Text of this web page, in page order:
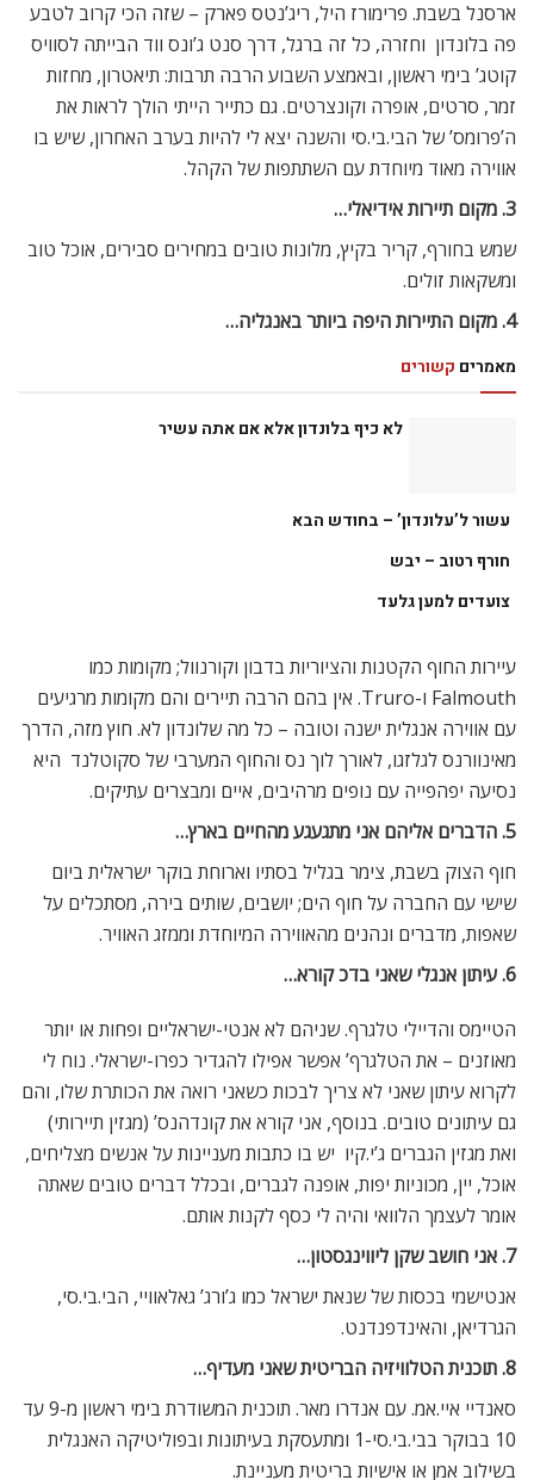
ארסנל בשבת. פרימורז היל, ריג’נטס פארק – שזה הכי קרוב לטבע
פה בלונדון  וחזרה, כל זה ברגל, דרך סנט ג’ונס ווד הבייתה לסוויס
קוטג’ בימי ראשון, ובאמצע השבוע הרבה תרבות: תיאטרון, מחזות
זמר, סרטים, אופרה וקונצרטים. גם כתייר הייתי הולך לראות את
ה’פרומס’ של הבי.בי.סי והשנה יצא לי להיות בערב האחרון, שיש בו
אווירה מאוד מיוחדת עם השתתפות של הקהל.
3. מקום תיירות אידיאלי…
שמש בחורף, קריר בקיץ, מלונות טובים במחירים סבירים, אוכל טוב
ומשקאות זולים.
4. מקום התיירות היפה ביותר באנגליה…
מאמרים קשורים
לא כיף בלונדון אלא אם אתה עשיר
עשור ל’עלונדון’ – בחודש הבא
חורף רטוב – יבש
צועדים למען גלעד
עיירות החוף הקטנות והציוריות בדבון וקורנוול; מקומות כמו
Falmouth ו-Truro. אין בהם הרבה תיירים והם מקומות מרגיעים
עם אווירה אנגלית ישנה וטובה – כל מה שלונדון לא. חוץ מזה, הדרך
מאינוורנס לגלזגו, לאורך לוך נס והחוף המערבי של סקוטלנד  היא
נסיעה יפהפייה עם נופים מרהיבים, איים ומבצרים עתיקים.
5. הדברים אליהם אני מתגעגע מהחיים בארץ…
חוף הצוק בשבת, צימר בגליל בסתיו וארוחת בוקר ישראלית ביום
שישי עם החברה על חוף הים; יושבים, שותים בירה, מסתכלים על
שאפות, מדברים ונהנים מהאווירה המיוחדת וממזג האוויר.
6. עיתון אנגלי שאני בדכ קורא…
הטיימס והדיילי טלגרף. שניהם לא אנטי-ישראליים ופחות או יותר
מאוזנים – את הטלגרף’ אפשר אפילו להגדיר כפרו-ישראלי. נוח לי
לקרוא עיתון שאני לא צריך לבכות כשאני רואה את הכותרת שלו, והם
גם עיתונים טובים. בנוסף, אני קורא את קונדהנס’ (מגזין תיירותי)
ואת מגזין הגברים ג’י.קיו  יש בו כתבות מעניינות על אנשים מצליחים,
אוכל, יין, מכוניות יפות, אופנה לגברים, ובכלל דברים טובים שאתה
אומר לעצמך הלוואי והיה לי כסף לקנות אותם.
7. אני חושב שקן ליווינגסטון…
אנטישמי בכסות של שנאת ישראל כמו ג’ורג’ גאלאוויי, הבי.בי.סי,
הגרדיאן, והאינדפנדנט.
8. תוכנית הטלוויזיה הבריטית שאני מעדיף…
סאנדיי איי.אמ. עם אנדרו מאר. תוכנית המשודרת בימי ראשון מ-9 עד
10 בבוקר בבי.בי.סי-1 ומתעסקת בעיתונות ובפוליטיקה האנגלית
בשילוב אמן או אישיות בריטית מעניינת.